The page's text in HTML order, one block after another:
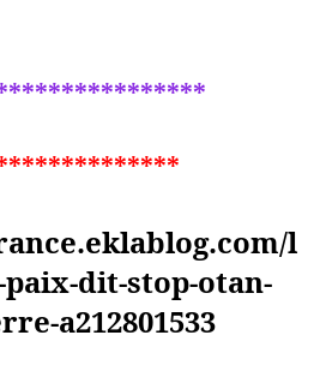
l
dit-stop-otan-
a212801533